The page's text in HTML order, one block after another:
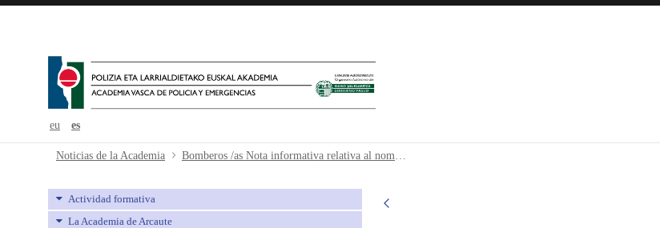
eu es
Bomberos /as Nota informativa relativa al nombramiento de
Noticias de la Academia Bomberos /as Nota informativa relativa al nombramiento de funcionarios en prácticas e inicio del curso.
Actividad formativa
La Academia de Arcaute